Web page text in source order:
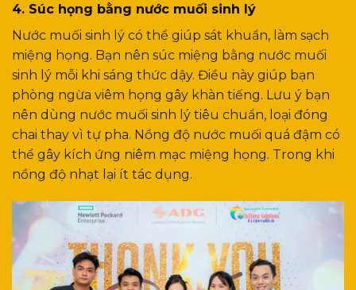
4. Súc họng bằng nước muối sinh lý
Nước muối sinh lý có thể giúp sát khuẩn, làm sạch
miệng họng. Bạn nên súc miệng bằng nước muối
sinh lý mỗi khi sáng thức dậy. Điều này giúp bạn
phòng ngừa viêm họng gây khàn tiếng. Lưu ý bạn
nên dùng nước muối sinh lý tiêu chuẩn, loại đóng
chai thay vì tự pha. Nồng độ nước muối quá đậm có
thể gây kích ứng niêm mạc miệng họng. Trong khi
nồng độ nhạt lại ít tác dụng.